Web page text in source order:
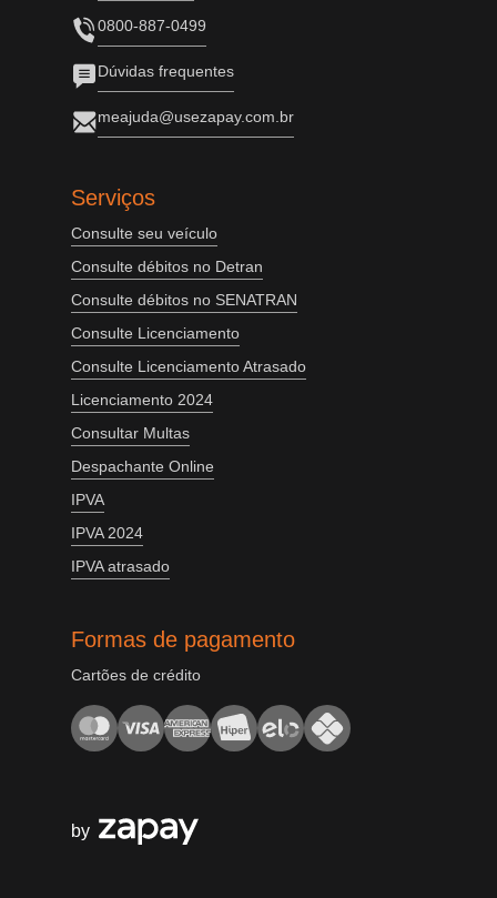
0800-887-0499
Dúvidas frequentes
meajuda@usezapay.com.br
Serviços
Consulte seu veículo
Consulte débitos no Detran
Consulte débitos no SENATRAN
Consulte Licenciamento
Consulte Licenciamento Atrasado
Licenciamento 2024
Consultar Multas
Despachante Online
IPVA
IPVA 2024
IPVA atrasado
Formas de pagamento
Cartões de crédito
by